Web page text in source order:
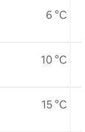
6 °C
10 °C
15 °C